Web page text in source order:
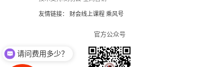
友情链接： 财会线上课程 乘风号
官方公众号
请问费用多少？